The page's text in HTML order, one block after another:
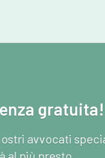
gratuita!
avvocati